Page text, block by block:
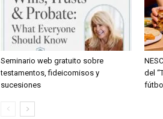
Seminario web gratuito sobre
testamentos, fideicomisos y
sucesiones
del